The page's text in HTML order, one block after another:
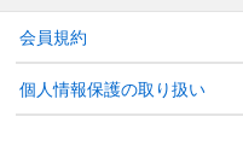
会員規約
個人情報保護の取り扱い